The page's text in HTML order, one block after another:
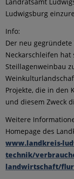
Ludwigsburg
Info:
Der neu
Neckarschleifen hat
Steillagenweinbau
Projekte, die in den
und diesem Zweck
Weitere
Homepage des
www.landkreis-
technik/
landwirtschaft/